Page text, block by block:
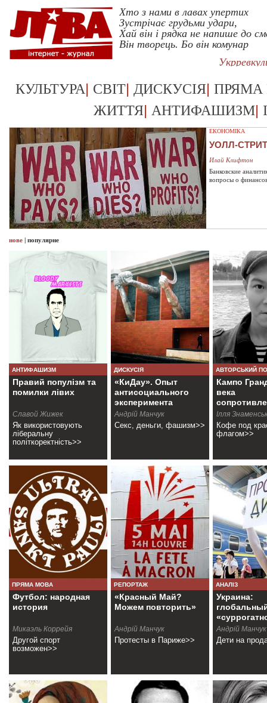
Хто з нами в лавах упертих
Зустрічає грудьми удари,
Хай він і рядка не напише до
Він творець. Бо він комунар
КУЛЬТУРА| СВІТ| ДИСКУСІЯ| ПРЯМА
ЖИТТЯ| АНТИФАШИЗМ|
ЕКОНОМІКА
УОЛЛ-
Илай Клифтон
Банковские
вопросы о
нове | популярне
АНТИФАШИЗМ
Правий популізм та
помилки лівих
Славой Жижек
Як використовують
ліберальну
політкоректність>>
ДИСКУСІЯ
«КиДау». Опыт
антисоциального
эксперимента
Андрій Манчук
Секс, деньги, фашизм>>
АВТОРСЬКИЙ
Кампо
века
Ілля
Кофе под
флагом>>
ПРЯМА МОВА
Футбол: народная
история
Микаэль Коррейя
Другой спорт
возможен>>
РЕПОРТАЖ
«Красный Май?
Можем повторить»
Андрiй Манчук
Протесты в Париже>>
АНАЛІЗ
Украина:
Андрiй Манчук
Дети на